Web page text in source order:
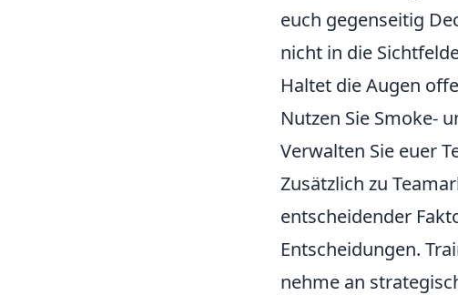
euch gegenseitig
nicht in die
Haltet die Augen
Nutzen Sie Smoke-
Verwalten Sie euer
Zusätzlich zu
entscheidender
Entscheidungen.
nehme an